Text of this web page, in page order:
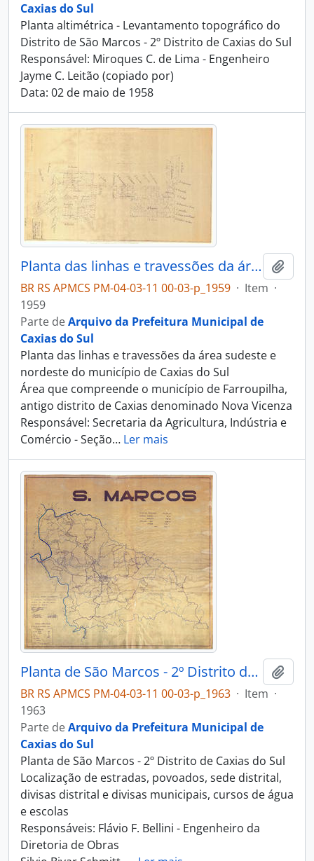
Caxias do Sul
Planta altimétrica - Levantamento topográfico do
Distrito de São Marcos - 2º Distrito de Caxias do Sul
Responsável: Miroques C. de Lima - Engenheiro
Jayme C. Leitão (copiado por)
Data: 02 de maio de 1958
Planta das linhas e travessões da área sudeste e nordeste de Caxias do Sul
BR RS APMCS PM-04-03-11 00-03-p_1959 · Item ·
1959
Parte deArquivo da Prefeitura Municipal de
Caxias do Sul
Planta das linhas e travessões da área sudeste e
nordeste do município de Caxias do Sul
Área que compreende o município de Farroupilha,
antigo distrito de Caxias denominado Nova Vicenza
Responsável: Secretaria da Agricultura, Indústria e
Comércio - Seção… Ler mais
Planta de São Marcos - 2º Distrito de Caxias
BR RS APMCS PM-04-03-11 00-03-p_1963 · Item ·
1963
Parte deArquivo da Prefeitura Municipal de
Caxias do Sul
Planta de São Marcos - 2º Distrito de Caxias do Sul
Localização de estradas, povoados, sede distrital,
divisas distrital e divisas municipais, cursos de água
e escolas
Responsáveis: Flávio F. Bellini - Engenheiro da
Diretoria de Obras